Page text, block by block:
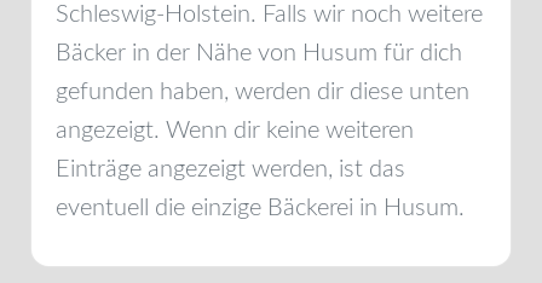
Schleswig-Holstein. Falls wir noch weitere
Bäcker in der Nähe von Husum für dich
gefunden haben, werden dir diese unten
angezeigt. Wenn dir keine weiteren
Einträge angezeigt werden, ist das
eventuell die einzige Bäckerei in Husum.